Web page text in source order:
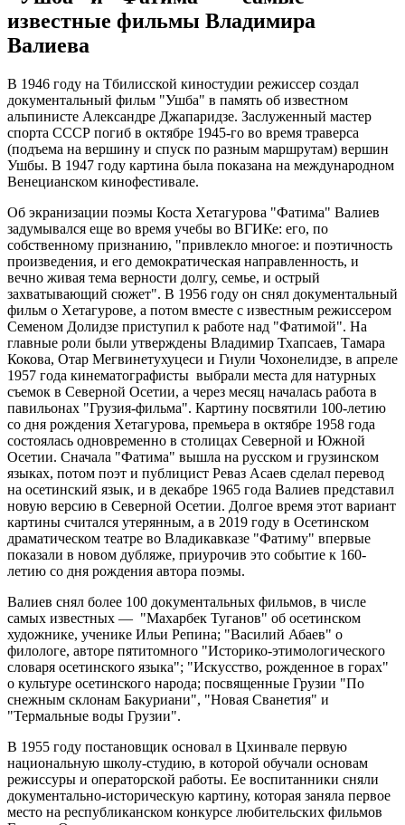
известные фильмы Владимира
Валиева
В 1946 году на Тбилисской киностудии режиссер создал
документальный фильм "Ушба" в память об известном
альпинисте Александре Джапаридзе. Заслуженный мастер
спорта СССР погиб в октябре 1945-го во время траверса
(подъема на вершину и спуск по разным маршрутам) вершин
Ушбы. В 1947 году картина была показана на международном
Венецианском кинофестивале.
Об экранизации поэмы Коста Хетагурова "Фатима" Валиев
задумывался еще во время учебы во ВГИКе: его, по
собственному признанию, "привлекло многое: и поэтичность
произведения, и его демократическая направленность, и
вечно живая тема верности долгу, семье, и острый
захватывающий сюжет". В 1956 году он снял документальный
фильм о Хетагурове, а потом вместе с известным режиссером
Семеном Долидзе приступил к работе над "Фатимой". На
главные роли были утверждены Владимир Тхапсаев, Тамара
Кокова, Отар Мегвинетухуцеси и Гиули Чохонелидзе, в апреле
1957 года кинематографисты выбрали места для натурных
съемок в Северной Осетии, а через месяц началась работа в
павильонах "Грузия-фильма". Картину посвятили 100-летию
со дня рождения Хетагурова, премьера в октябре 1958 года
состоялась одновременно в столицах Северной и Южной
Осетии. Сначала "Фатима" вышла на русском и грузинском
языках, потом поэт и публицист Реваз Асаев сделал перевод
на осетинский язык, и в декабре 1965 года Валиев представил
новую версию в Северной Осетии. Долгое время этот вариант
картины считался утерянным, а в 2019 году в Осетинском
драматическом театре во Владикавказе "Фатиму" впервые
показали в новом дубляже, приурочив это событие к 160-
летию со дня рождения автора поэмы.
Валиев снял более 100 документальных фильмов, в числе
самых известных — "Махарбек Туганов" об осетинском
художнике, ученике Ильи Репина; "Василий Абаев" о
филологе, авторе пятитомного "Историко-этимологического
словаря осетинского языка"; "Искусство, рожденное в горах"
о культуре осетинского народа; посвященные Грузии "По
снежным склонам Бакуриани", "Новая Сванетия" и
"Термальные воды Грузии".
В 1955 году постановщик основал в Цхинвале первую
национальную школу-студию, в которой обучали основам
режиссуры и операторской работы. Ее воспитанники сняли
документально-историческую картину, которая заняла первое
место на республиканском конкурсе любительских фильмов